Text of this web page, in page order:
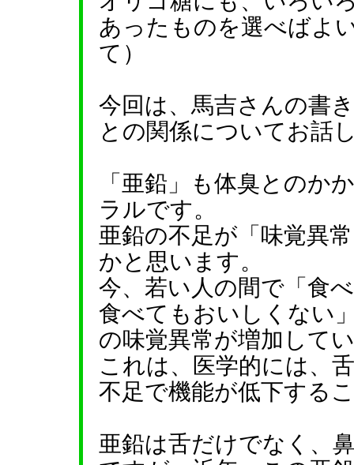
あったものを選べばよ
て）
今回は、馬吉さんの書
との関係についてお話
「亜鉛」も体臭とのか
ラルです。
亜鉛の不足が「味覚異
かと思います。
今、若い人の間で「食
食べてもおいしくない
の味覚異常が増加して
これは、医学的には、
不足で機能が低下する
亜鉛は舌だけでなく、